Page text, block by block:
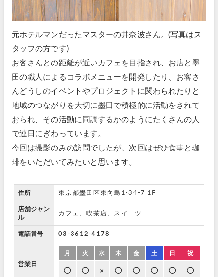
元ホテルマンだったマスターの井奈波さん。(写真はス
タッフの方です)
お客さんとの距離が近いカフェを目指され、お店と墨
田の職人によるコラボメニューを開発したり、お客さ
んどうしのイベントやプロジェクトに関わられたりと
地域のつながりを大切に墨田で積極的に活動をされて
おられ、その活動に同調するかのようにたくさんの人
で連日にぎわっています。
今回は撮影のみの訪問でしたが、次回はぜひ食事と珈
琲をいただいてみたいと思います。
住所 東京都墨田区東向島1-34-7 1F
店舗ジャン
ル
カフェ、喫茶店、スイーツ
電話番号 03-3612-4178
営業日
月 火 水 木 金 土 日 祝
◯ ◯ × ◯ ◯ ◯ ◯ ◯